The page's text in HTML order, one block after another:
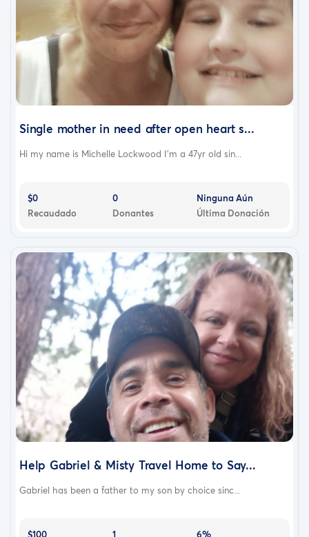
Single mother in need after open heart s...
Hi my name is Michelle Lockwood I'm a 47yr old sin...
$0
Recaudado
0
Donantes
Ninguna Aún
Última Donación
Help Gabriel & Misty Travel Home to Say...
Gabriel has been a father to my son by choice sinc...
$100
1
6%